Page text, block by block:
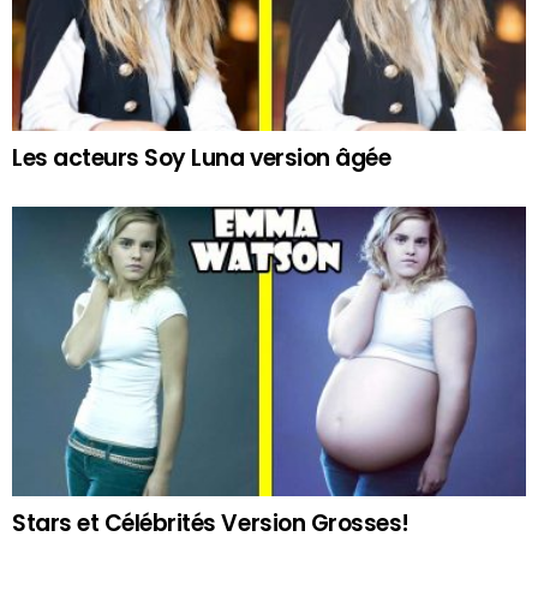
Les acteurs Soy Luna version âgée
Stars et Célébrités Version Grosses!